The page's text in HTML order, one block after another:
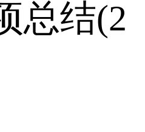
总结(2